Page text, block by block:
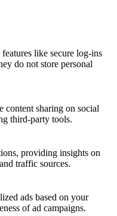
like secure log-ins
do not store personal
content sharing on social
third-party tools.
providing insights on
traffic sources.
ads based on your
of ad campaigns.